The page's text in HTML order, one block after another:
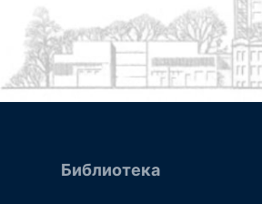
Библиотека